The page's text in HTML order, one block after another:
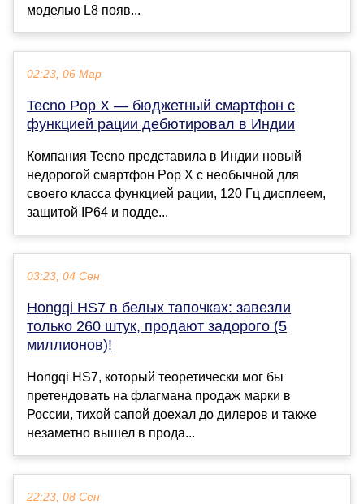
моделью L8 появ...
02:23, 06 Мар
Tecno Pop X — бюджетный смартфон с
функцией рации дебютировал в Индии
Компания Tecno представила в Индии новый
недорогой смартфон Pop X с необычной для
своего класса функцией рации, 120 Гц дисплеем,
защитой IP64 и подде...
03:23, 04 Сен
Hongqi HS7 в белых тапочках: завезли
только 260 штук, продают задорого (5
миллионов)!
Hongqi HS7, который теоретически мог бы
претендовать на флагмана продаж марки в
России, тихой сапой доехал до дилеров и также
незаметно вышел в прода...
22:23, 08 Сен